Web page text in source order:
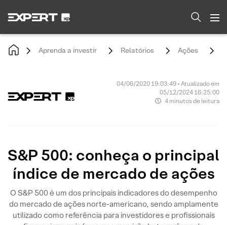
Aprenda a investir Relatórios Ações
04/06/2020 19:03:49 • Atualizado em
05/12/2024 16:25:00
4 minutos de leitura
S&P 500: conheça o principal
índice de mercado de ações
O S&P 500 é um dos principais indicadores do desempenho
do mercado de ações norte-americano, sendo amplamente
utilizado como referência para investidores e profissionais